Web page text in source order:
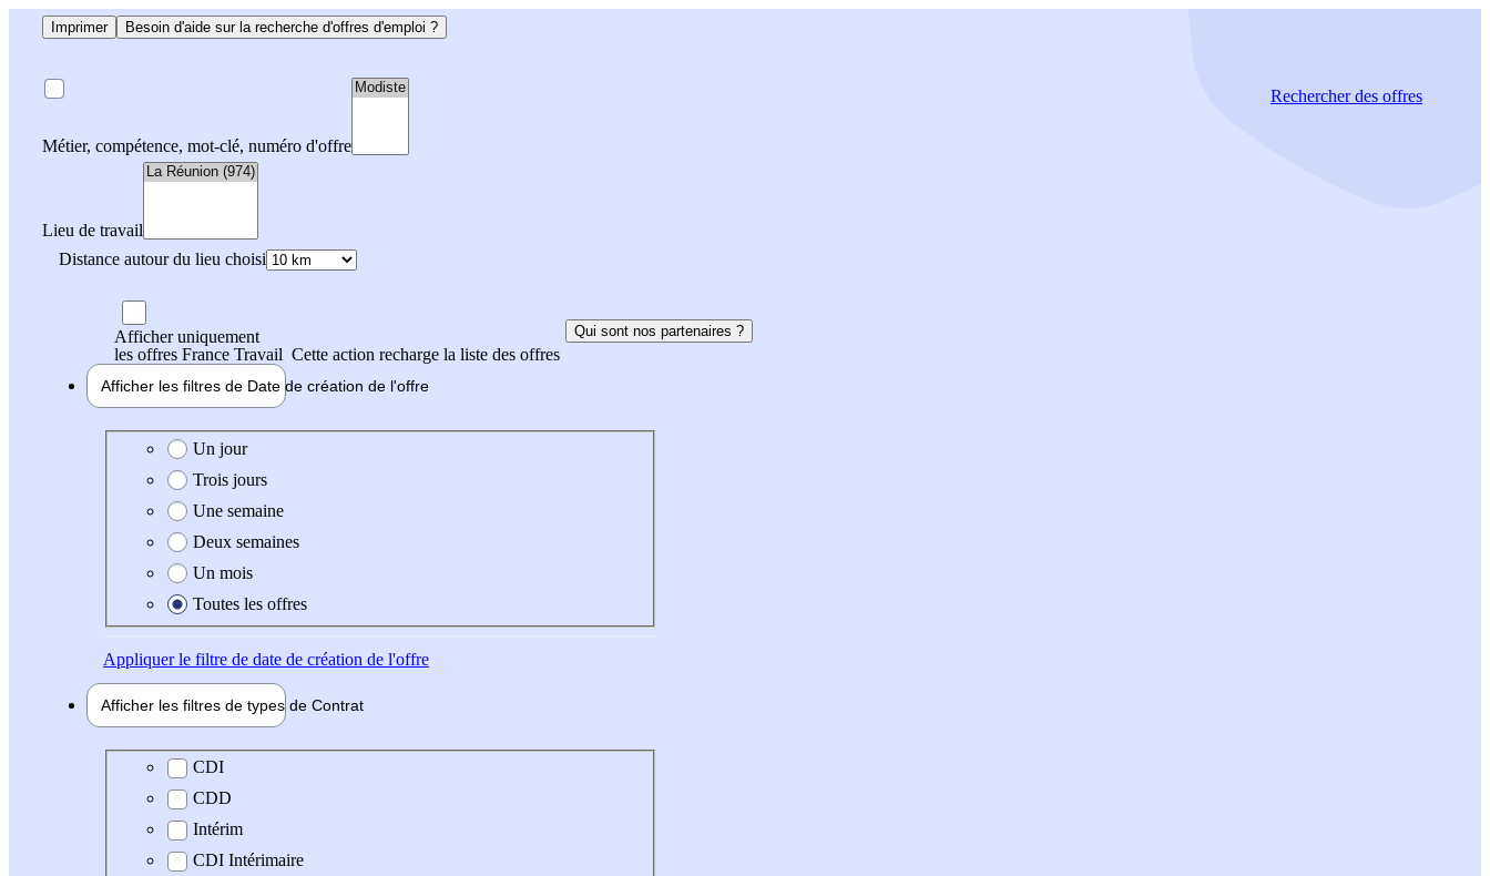
Imprimer Besoin d'aide sur la recherche d'offres d'emploi ?
Métier, compétence, mot-clé, numéro d'offre
Lieu de travail
Distance autour du lieu choisi
Rechercherdes offres
Afficher uniquement
les offres France Travail Cette action recharge la liste des offres
Qui sont nos partenaires ?
Afficher les filtres de Date de création de l'offre
Date de création de l'offre
Un jour
Trois jours
Une semaine
Deux semaines
Un mois
Toutes les offres
Appliquerle filtre de date de création de l'offre
Afficher les filtres de types de Contrat
Type de contrat
CDI
CDD
Intérim
CDI Intérimaire